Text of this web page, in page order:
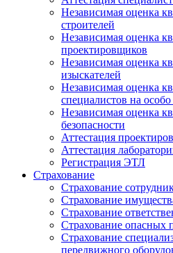
Независимая оценка
строителей
Независимая оценка
проектировщиков
Независимая оценка
изыскателей
Независимая оценка
специалистов на
Независимая оценка
безопасности
Аттестация
Аттестация
Регистрация ЭТЛ
Страхование
Страхование
Страхование
Страхование
Страхование опасных
Страхование
передвижного